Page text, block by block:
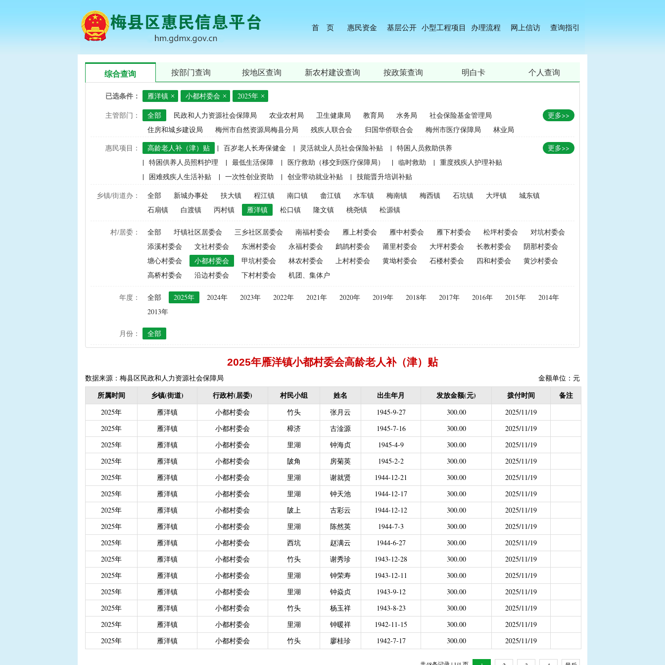
首 页 惠民资金 基层公开 小型工程项目 办理流程 网上信访 查询指引
综合查询 按部门查询 按地区查询 新农村建设查询 按政策查询 明白卡 个人查询
已选条件： 雁洋镇 小都村委会 2025年
主管部门： 全部 民政和人力资源社会保障局 农业农村局 卫生健康局 教育局 水务局
社会保险基金管理局
住房和城乡建设局
梅州市自然资源局梅县分局 残疾人联合会 归国华侨联合会 梅州市医疗保障局 林业局
更多>>
惠民项目： 高龄老人补（津）贴 | 百岁老人长寿保健金 | 灵活就业人员社会保险补贴 | 特困人员救助供养
| 特困供养人员照料护理 | 最低生活保障 | 医疗救助（移交到医疗保障局） | 临时救助 | 重度残疾人护理补贴
|
困难残疾人生活补贴 | 一次性创业资助 | 创业带动就业补贴 | 技能晋升培训补贴
建档立卡家庭经济困难学生精准资助（2021年秋季学期起不再实施） | 中等职业学校国家助学金 | 畜牧品种改良经费
中央财政水稻、玉米、小麦良种补贴（2015年更改为“耕地地力保护补贴”） | 屠宰环节病害猪无害化处理补助
农资综合直补及种粮直补（2015年更改为“耕地地力保护补贴”） | 优质后备母奶牛饲养补贴 | 政策性能繁母猪保险费补贴
禁渔渔民生产生活补助 | 建档立卡贫困户 | 政策性家禽、生猪养殖保险保费补贴 | 农机购置补贴
耕地地力保护补贴
“两不具备”贫困村庄搬迁（已结束） | 生猪规模化养殖场无害化处理补助
省定贫困村创建社会主义新农村示范村建设项目计划表 | 农村部分计划生育家庭奖励
接生员和赤脚医生生活困难补助资金
计划生育手术并发症人员特别扶助
城镇独生子女父母计划生育奖励
| 义务教育阶段家庭经济困难学生生活费补助 | 普通高中国家助学金 | 中等职业学校国家助学金
普通高中建档立卡和非建档立卡免学杂费补助 | 建档立卡学生免学费补助（2019至2021年，已结束）
| 高中残疾学生免学杂费补助（合并到“普通高中建档立卡和非建档立卡免学杂费补助”）
学前教育资助 建档立卡学生生活费（2016年至2021年，已结束）
大中型水库移民后期扶持资金
| 城乡居民保险养老金 | 农村危房改造 | 基本农田保护经济补偿 | 残疾人自主创业就业
| 重度残疾人护理补贴（2013年至2016年，已移至民政局） | 重度残疾人医疗保险
| 南粤扶残助学工程（高等教育阶段残疾学生补贴） | 低保残疾人生活津贴（2013年至2016年，已移至民政局）
重度残疾人、精神和智力残疾人缴纳城乡居民基本养老保险费 | 广东省贫困归侨扶贫救助专项补助
城乡居民医保大病保险 | 城乡居民医保零星报销
困难群众医疗救助
城乡居民医保大病保险（2021年4月之前社保局公开的数据） | 城乡居民医保零星报销（2021年4月之前社保局公开的数据）
省级生态公益林效益补偿专项资金
更多>>
乡镇/街道办： 全部 新城办事处 扶大镇 程江镇 南口镇 畲江镇 水车镇 梅南镇 梅西镇 石坑镇 大坪镇
城东镇
石扇镇
白渡镇 丙村镇 雁洋镇 松口镇 隆文镇 桃尧镇 松源镇
村/居委： 全部 圩镇社区居委会 三乡社区居委会 南福村委会 雁上村委会 雁中村委会 雁下村委会 松坪村委会
对坑村委会
添溪村委会
文社村委会 东洲村委会 永福村委会 鹧鸪村委会 莆里村委会 大坪村委会 长教村委会
阴那村委会
塘心村委会
小都村委会 甲坑村委会 林农村委会 上村村委会 黄坳村委会 石楼村委会 四和村委会
黄沙村委会
高桥村委会
沿边村委会 下村村委会 机团、集体户
年度： 全部 2025年 2024年 2023年 2022年 2021年 2020年 2019年 2018年 2017年 2016年 2015年
2014年
2013年
月份： 全部
2025年雁洋镇小都村委会高龄老人补（津）贴
数据来源：梅县区民政和人力资源社会保障局 金额单位：元
所属时间 乡镇(街道) 行政村(居委) 村民小组 姓名 出生年月 发放金额(元) 拨付时间 备注
2025年 雁洋镇 小都村委会 竹头 张月云 1945-9-27 300.00
2025/11/19
2025年
雁洋镇 小都村委会 樟济 古淦源 1945-7-16 300.00
2025/11/19
2025年
雁洋镇 小都村委会 里湖 钟海贞 1945-4-9 300.00
2025/11/19
2025年
雁洋镇 小都村委会 陂角 房菊英 1945-2-2 300.00
2025/11/19
2025年
雁洋镇 小都村委会 里湖 谢就贤 1944-12-21 300.00
2025/11/19
2025年
雁洋镇 小都村委会 里湖 钟天池 1944-12-17 300.00
2025/11/19
2025年
雁洋镇 小都村委会 陂上 古彩云 1944-12-12 300.00
2025/11/19
2025年
雁洋镇 小都村委会 里湖 陈然英 1944-7-3 300.00
2025/11/19
2025年
雁洋镇 小都村委会 西坑 赵满云 1944-6-27 300.00
2025/11/19
2025年
雁洋镇 小都村委会 竹头 谢秀珍 1943-12-28 300.00
2025/11/19
2025年
雁洋镇 小都村委会 里湖 钟荣寿 1943-12-11 300.00
2025/11/19
2025年
雁洋镇 小都村委会 里湖 钟焱贞 1943-9-12 300.00
2025/11/19
2025年
雁洋镇 小都村委会 竹头 杨玉祥 1943-8-23 300.00
2025/11/19
2025年
雁洋镇 小都村委会 里湖 钟暖祥 1942-11-15 300.00
2025/11/19
2025年
雁洋镇 小都村委会 竹头 廖桂珍 1942-7-17 300.00 2025/11/19